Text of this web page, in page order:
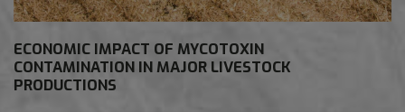
ECONOMIC IMPACT OF MYCOTOXIN
CONTAMINATION IN MAJOR LIVESTOCK
PRODUCTIONS